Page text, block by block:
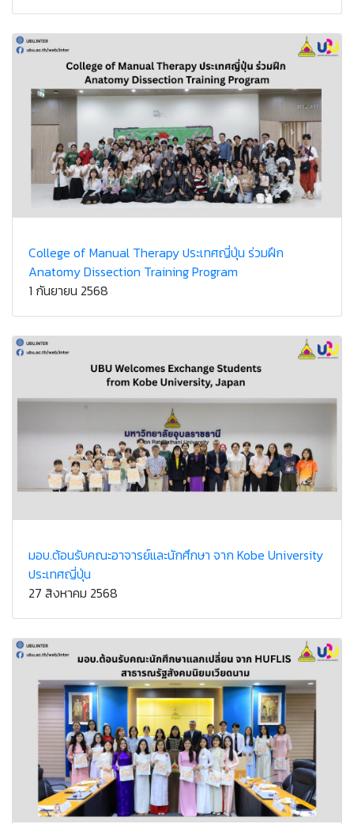
College of Manual Therapy ประเทศญี่ปุ่น ร่วมฝึก
Anatomy Dissection Training Program
1 กันยายน 2568
มอบ.ต้อนรับคณะอาจารย์และนักศึกษา จาก Kobe University
ประเทศญี่ปุ่น
27 สิงหาคม 2568